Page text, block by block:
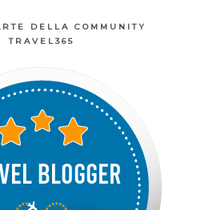
DELLA COMMUNITY
TRAVEL365